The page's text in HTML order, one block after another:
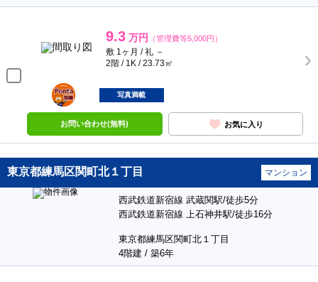
9.3 万円 （管理費等5,000円）
敷 1ヶ月 / 礼 －
2階 / 1K / 23.73㎡
ポンタ
部屋
写真満載
お問い合わせ(無料) お気に入り
東京都練馬区関町北１丁目 マンション
西武鉄道新宿線 武蔵関駅/徒歩5分
西武鉄道新宿線 上石神井駅/徒歩16分
東京都練馬区関町北１丁目
4階建 / 築6年